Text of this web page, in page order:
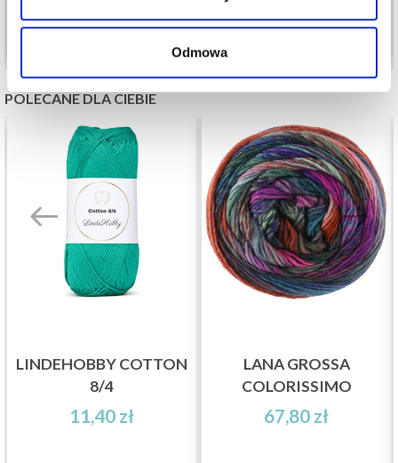
Odmowa
POLECANE DLA CIEBIE
LINDEHOBBY COTTON
8/4
11,40 zł
LANA GROSSA
COLORISSIMO
67,80 zł